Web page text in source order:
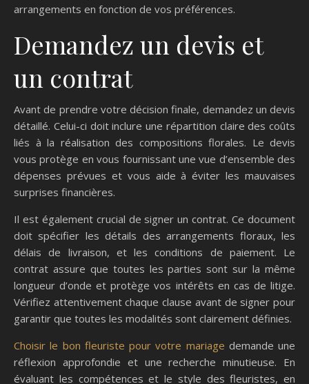
arrangements en fonction de vos préférences.
Demandez un devis et
un contrat
Avant de prendre votre décision finale, demandez un devis
détaillé. Celui-ci doit inclure une répartition claire des coûts
liés à la réalisation des compositions florales. Le devis
vous protège en vous fournissant une vue d’ensemble des
dépenses prévues et vous aide à éviter les mauvaises
surprises financières.
Il est également crucial de signer un contrat. Ce document
doit spécifier les détails des arrangements floraux, les
délais de livraison, et les conditions de paiement. Le
contrat assure que toutes les parties sont sur la même
longueur d’onde et protège vos intérêts en cas de litige.
Vérifiez attentivement chaque clause avant de signer pour
garantir que toutes les modalités sont clairement définies.
Choisir le bon fleuriste pour votre mariage demande une
réflexion approfondie et une recherche minutieuse. En
évaluant les compétences et le style des fleuristes, en